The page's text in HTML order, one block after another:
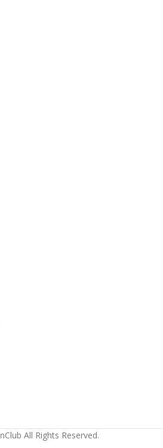
All Rights Reserved.